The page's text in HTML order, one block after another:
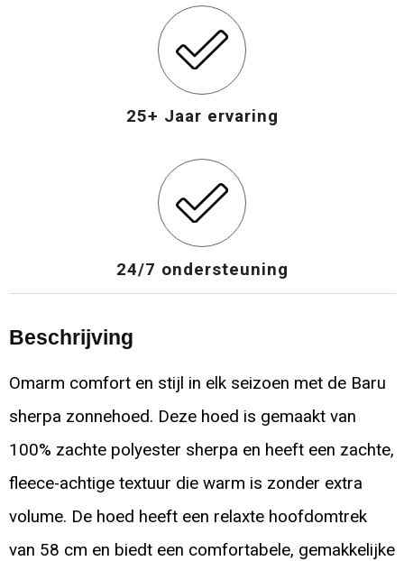
25+ Jaar ervaring
24/7 ondersteuning
Beschrijving
Omarm comfort en stijl in elk seizoen met de Baru
sherpa zonnehoed. Deze hoed is gemaakt van
100% zachte polyester sherpa en heeft een zachte,
fleece-achtige textuur die warm is zonder extra
volume. De hoed heeft een relaxte hoofdomtrek
van 58 cm en biedt een comfortabele, gemakkelijke